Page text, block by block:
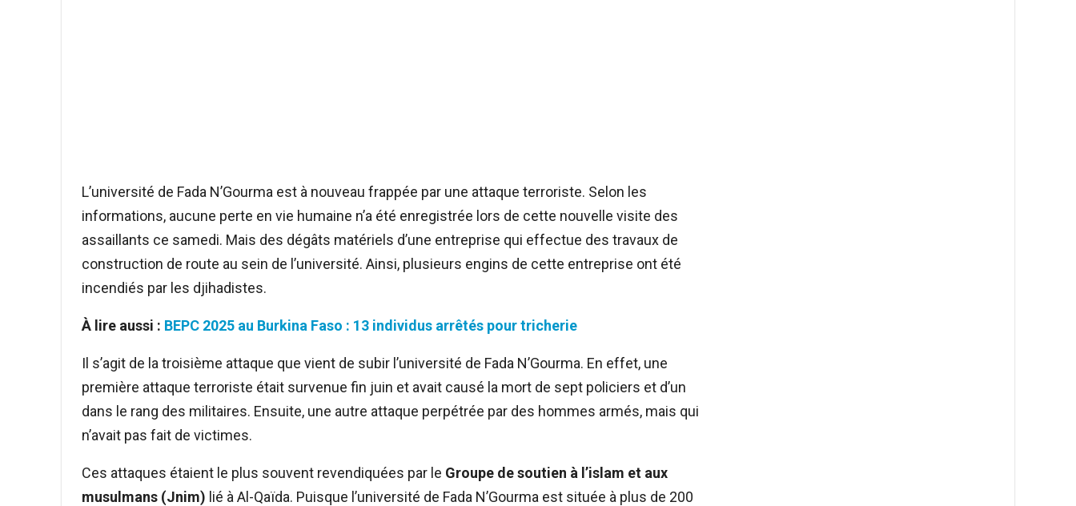
L’université de Fada N’Gourma est à nouveau frappée par une attaque terroriste. Selon les
informations, aucune perte en vie humaine n’a été enregistrée lors de cette nouvelle visite des
assaillants ce samedi. Mais des dégâts matériels d’une entreprise qui effectue des travaux de
construction de route au sein de l’université. Ainsi, plusieurs engins de cette entreprise ont été
incendiés par les djihadistes.
À lire aussi : BEPC 2025 au Burkina Faso : 13 individus arrêtés pour tricherie
Il s’agit de la troisième attaque que vient de subir l’université de Fada N’Gourma. En effet, une
première attaque terroriste était survenue fin juin et avait causé la mort de sept policiers et d’un
dans le rang des militaires. Ensuite, une autre attaque perpétrée par des hommes armés, mais qui
n’avait pas fait de victimes.
Ces attaques étaient le plus souvent revendiquées par le Groupe de soutien à l’islam et aux
musulmans (Jnim) lié à Al-Qaïda. Puisque l’université de Fada N’Gourma est située à plus de 200